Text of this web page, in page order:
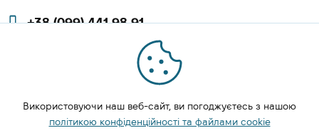
+38 (099) 441 98 91
+38 (097) 423 08 00
zachesa86@gmail.com
ЗАМОВИТИ ДЗВІНОК
Використовуючи наш веб-сайт, ви погоджуєтесь з нашою
політикою конфіденційності та файлами cookie